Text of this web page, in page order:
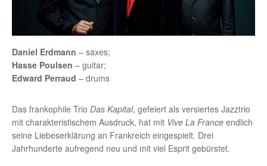
Daniel Erdmann – saxes;
Hasse Poulsen – guitar;
Edward Perraud – drums
Das frankophile Trio Das Kapital, gefeiert als versiertes Jazztrio
mit charakteristischem Ausdruck, hat mit Vive La France endlich
seine Liebeserklärung an Frankreich eingespielt. Drei
Jahrhunderte aufregend neu und mit viel Esprit gebürstet.